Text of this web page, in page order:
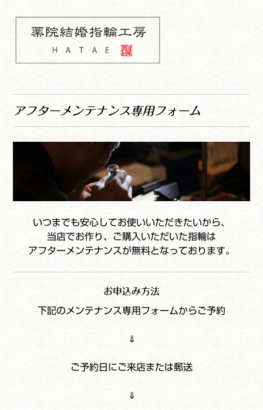
ン
ツ
キ
ビ
シ
へ
HATAE 予約フォーム
アフターメンテナンス専用フォーム
いつまでも安心してお使いいただきたいから、
当店でお作り、ご購入いただいた指輪は
アフターメンテナンスが無料となっております。
お申込み方法
下記のメンテナンス専用フォームからご予約
⇓
ご予約日にご来店または郵送
⇓